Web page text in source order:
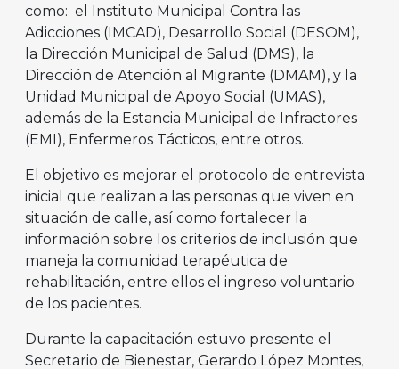
como: el Instituto Municipal Contra las
Adicciones (IMCAD), Desarrollo Social (DESOM),
la Dirección Municipal de Salud (DMS), la
Dirección de Atención al Migrante (DMAM), y la
Unidad Municipal de Apoyo Social (UMAS),
además de la Estancia Municipal de Infractores
(EMI), Enfermeros Tácticos, entre otros.
El objetivo es mejorar el protocolo de entrevista
inicial que realizan a las personas que viven en
situación de calle, así como fortalecer la
información sobre los criterios de inclusión que
maneja la comunidad terapéutica de
rehabilitación, entre ellos el ingreso voluntario
de los pacientes.
Durante la capacitación estuvo presente el
Secretario de Bienestar, Gerardo López Montes,